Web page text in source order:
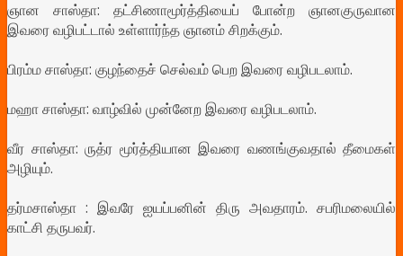
ஞான சாஸ்தா: தட்சிணாமூர்த்தியைப் போன்ற ஞானகுருவான
இவரை வழிபட்டால் உள்ளார்ந்த ஞானம் சிறக்கும்.
பிரம்ம சாஸ்தா: குழந்தைச் செல்வம் பெற இவரை வழிபடலாம்.
மஹா சாஸ்தா: வாழ்வில் முன்னேற இவரை வழிபடலாம்.
வீர சாஸ்தா: ருத்ர மூர்த்தியான இவரை வணங்குவதால் தீமைகள்
அழியும்.
தர்மசாஸ்தா : இவரே ஐயப்பனின் திரு அவதாரம். சபரிமலையில்
காட்சி தருபவர்.